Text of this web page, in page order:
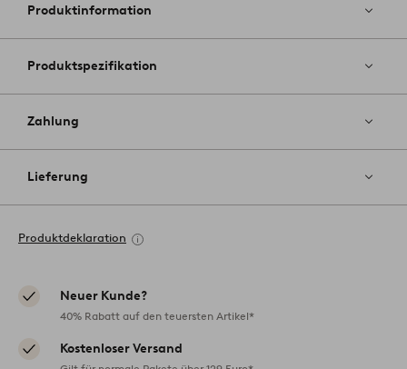
Produktinformation
Produktspezifikation
Zahlung
Lieferung
Produktdeklaration
Neuer Kunde?
40% Rabatt auf den teuersten Artikel*
Kostenloser Versand